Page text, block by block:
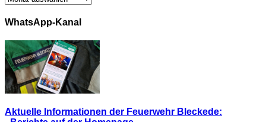
Berichte
WhatsApp-Kanal
Aktuelle Informationen der Feuerwehr Bleckede: